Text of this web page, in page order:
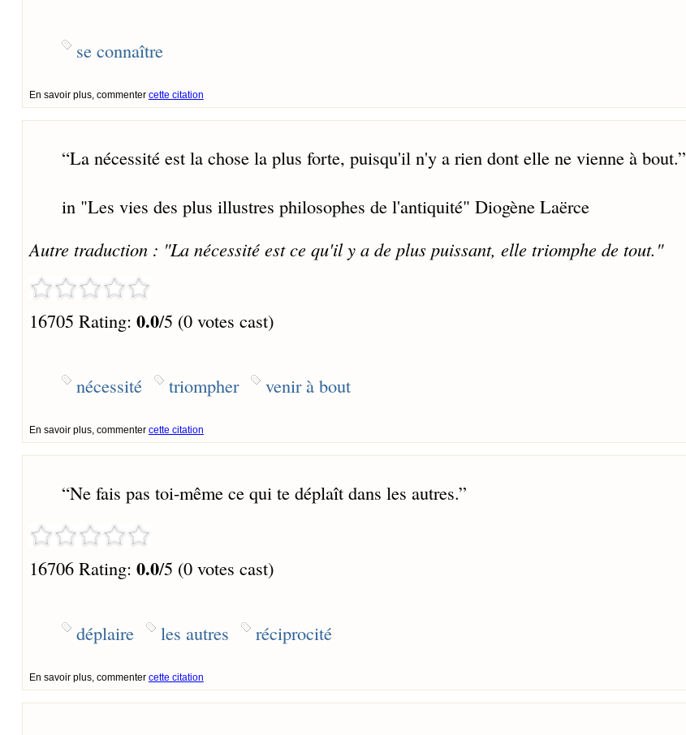
se connaître
En savoir plus, commenter cette citation
“La nécessité est la chose la plus forte, puisqu'il n'y a rien dont elle ne vienne à bout.”
in "Les vies des plus illustres philosophes de l'antiquité" Diogène Laërce
Autre traduction : "La nécessité est ce qu'il y a de plus puissant, elle triomphe de tout."
16705 Rating: 0.0/5 (0 votes cast)
nécessité triompher venir à bout
En savoir plus, commenter cette citation
“Ne fais pas toi-même ce qui te déplaît dans les autres.”
16706 Rating: 0.0/5 (0 votes cast)
déplaire les autres réciprocité
En savoir plus, commenter cette citation